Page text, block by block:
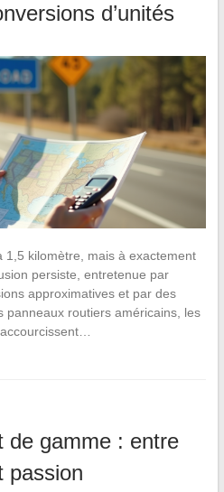
d’unités
1,5 kilomètre, mais à exactement
persiste, entretenue par
approximatives et par des
panneaux routiers américains, les
de gamme : entre
passion